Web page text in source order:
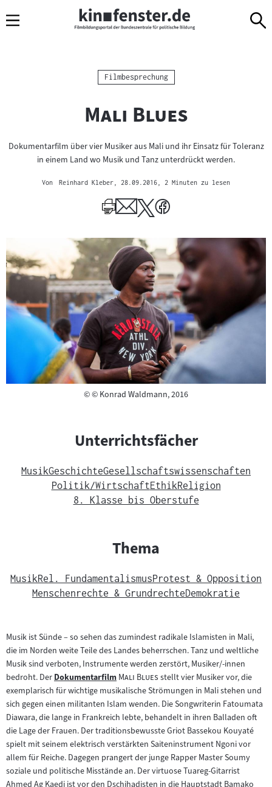
Navigation
zum
zur
Kategorie:
Filmbesprechung
"
Mali Blues"
Dokumentarfilm über vier Musiker aus Mali und ihr Einsatz für Toleranz
in einem Land wo Musik und Tanz unterdrückt werden.
Von Reinhard Kleber , 28.09.2016 , 2 Minuten zu lesen
©Copyright
© Konrad Waldmann, 2016
Unterrichtsfächer
MusikGeschichteGesellschaftswissenschaften
Politik/WirtschaftEthikReligion
8. Klasse bis Oberstufe
Thema
MusikRel. FundamentalismusProtest & Opposition
Menschenrechte & GrundrechteDemokratie
Musik ist Sünde – so sehen das zumindest radikale Islamisten in Mali,
die im Norden weite Teile des Landes beherrschen. Tanz und weltliche
Musik sind verboten, Instrumente werden zerstört, Musiker/-innen
bedroht. DerZum
Inhalt:
Dokumentarfilm "Mali Blues "stellt vier Musiker vor, die
exemplarisch für wichtige musikalische Strömungen in Mali stehen und
sich gegen einen militanten Islam wenden. Die Songwriterin Fatoumata
Diawara, die lange in Frankreich lebte, behandelt in ihren Balladen oft
die Lage der Frauen. Der traditionsbewusste Griot Bassekou Kouyaté
spielt mit seinem elektrisch verstärkten Saiteninstrument Ngoni vor
allem für Reiche. Dagegen prangert der junge Rapper Master Soumy
soziale und politische Misstände an. Der virtuose Tuareg-Gitarrist
Ahmed Ag Kaedi ist vor den Dschihadisten in die Hauptstadt Bamako